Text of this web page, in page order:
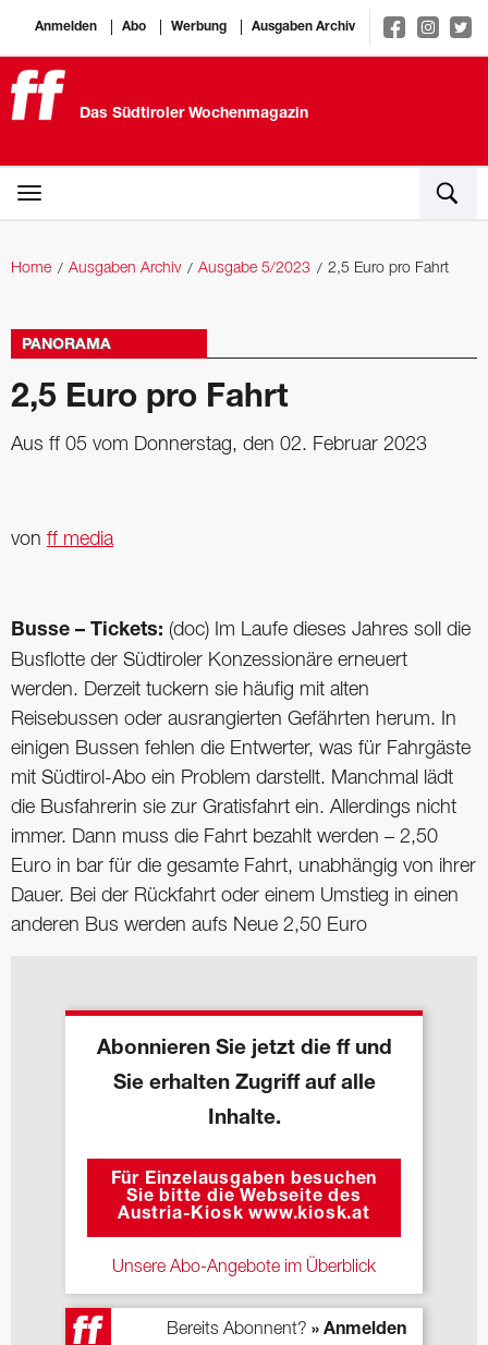
Anmelden Abo Werbung Ausgaben Archiv
Das Südtiroler Wochenmagazin
Home Ausgaben Archiv Ausgabe 5/2023 2,5 Euro pro Fahrt
PANORAMA
2,5 Euro pro Fahrt
Aus ff 05 vom Donnerstag, den 02. Februar 2023
von ff media
Busse – Tickets: (doc) Im Laufe dieses Jahres soll die
Busflotte der Südtiroler Konzessionäre erneuert
werden. Derzeit tuckern sie häufig mit alten
Reisebussen oder ausrangierten Gefährten herum. In
einigen Bussen fehlen die Entwerter, was für Fahrgäste
mit Südtirol-Abo ein Problem darstellt. Manchmal lädt
die Busfahrerin sie zur Gratisfahrt ein. Allerdings nicht
immer. Dann muss die Fahrt bezahlt werden – 2,50
Euro in bar für die gesamte Fahrt, unabhängig von ihrer
Dauer. Bei der Rückfahrt oder einem Umstieg in einen
anderen Bus werden aufs Neue 2,50 Euro
Abonnieren Sie jetzt die ff und
Sie erhalten Zugriff auf alle
Inhalte.
Für Einzelausgaben besuchen
Sie bitte die Webseite des
Austria-Kiosk www.kiosk.at
Unsere Abo-Angebote im Überblick
Bereits Abonnent? » Anmelden